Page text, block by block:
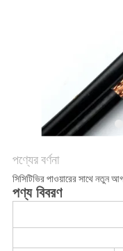
পণ্যের বর্ণনা
সিসিটিভির পাওয়ারের সাথে নতুন
পণ্য বিবরণ